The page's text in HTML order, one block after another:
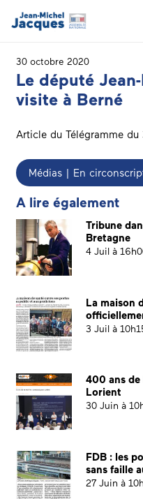
30 octobre 2020
Le député
visite à Berné
Article du Télégramme
Médias | En
A lire également
Tribune
Bretagne
4 Juil à
La maison
3 Juil à
400 ans
Lorient
30 Juin à
FDB : les
sans faille
27 Juin à